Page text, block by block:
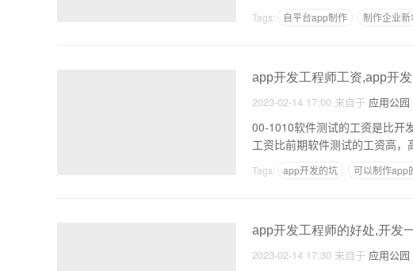
Tags: 自平台app制作 制作企业
app开发工程师工资,app开
2023-02-14 17:00 来自于 应用公园
00-1010软件测试的工资是比开发？高还是低 同学们可以很负责任的告诉你，现
工资比前期软件测试的工资高
Tags: app开发的坑 可以制作app
app开发工程师的好处,开发
2023-02-14 17:30 来自于 应用公园